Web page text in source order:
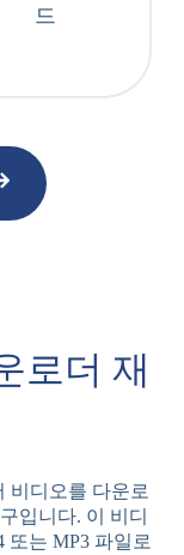
드
로더 재
비디오를 다운로
입니다. 이 비디
또는 MP3 파일로